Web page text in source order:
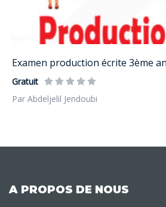
Examen production écrite 3ème
Gratuit
Par Abdeljelil Jendoubi
A PROPOS DE NOUS